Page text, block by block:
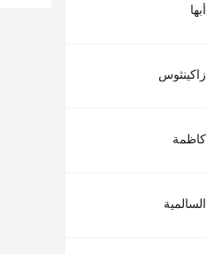
أبها
زاكينثوس
كاظمة
السالمية